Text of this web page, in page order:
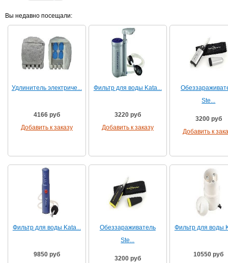
Вы недавно посещали:
Удлинитель электриче...
4166 руб
Добавить к заказу
Фильтр для воды Kata...
3220 руб
Добавить к заказу
Ste...
3200 руб
Добавить к
Фильтр для воды Kata...
9850 руб
Обеззараживатель
Ste...
3200 руб
Фильтр для воды
10550 руб